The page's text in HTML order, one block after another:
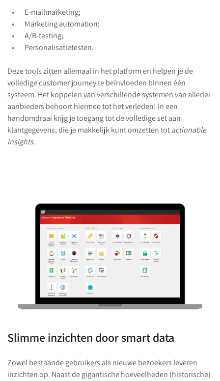
E-mailmarketing;
Marketing automation;
A/B-testing;
Personalisatietesten.
Deze tools zitten allemaal in het platform en helpen je de
volledige customer journey te beïnvloeden binnen één
systeem. Het koppelen van verschillende systemen van allerlei
aanbieders behoort hiermee tot het verleden! In een
handomdraai krijg je toegang tot de volledige set aan
klantgegevens, die je makkelijk kunt omzetten totactionable
insights.
Slimme inzichten door smart data
Zowel bestaande gebruikers als nieuwe bezoekers leveren
inzichten op. Naast de gigantische hoeveelheden (historische)